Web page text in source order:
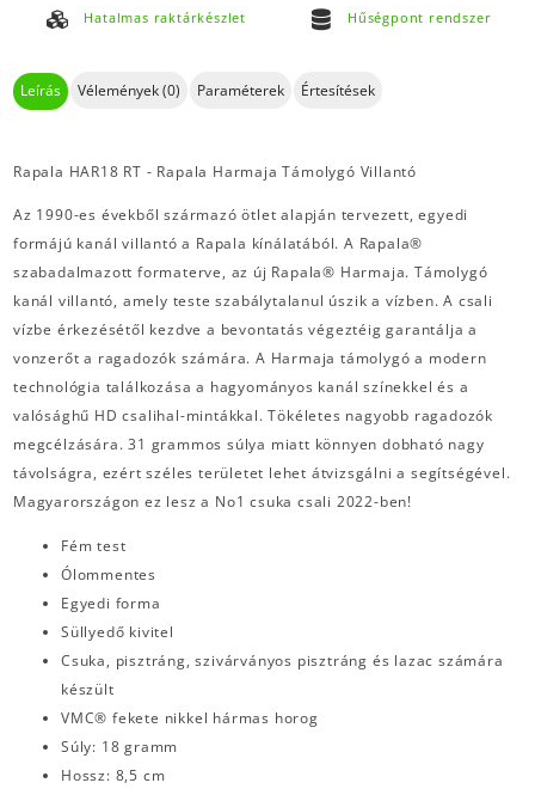
Hatalmas raktárkészlet Hűségpont rendszer
Leírás Vélemények (0) Paraméterek Értesítések
Rapala HAR18 RT - Rapala Harmaja Támolygó Villantó
Az 1990-es évekből származó ötlet alapján tervezett, egyedi
formájú kanál villantó a Rapala kínálatából. A Rapala®
szabadalmazott formaterve, az új Rapala® Harmaja. Támolygó
kanál villantó, amely teste szabálytalanul úszik a vízben. A csali
vízbe érkezésétől kezdve a bevontatás végeztéig garantálja a
vonzerőt a ragadozók számára. A Harmaja támolygó a modern
technológia találkozása a hagyományos kanál színekkel és a
valósághű HD csalihal-mintákkal. Tökéletes nagyobb ragadozók
megcélzására. 31 grammos súlya miatt könnyen dobható nagy
távolságra, ezért széles területet lehet átvizsgálni a segítségével.
Magyarországon ez lesz a No1 csuka csali 2022-ben!
Fém test
Ólommentes
Egyedi forma
Süllyedő kivitel
Csuka, pisztráng, szivárványos pisztráng és lazac számára
készült
VMC® fekete nikkel hármas horog
Súly: 18 gramm
Hossz: 8,5 cm